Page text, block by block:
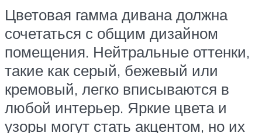
Цветовая гамма дивана должна
сочетаться с общим дизайном
помещения. Нейтральные оттенки,
такие как серый, бежевый или
кремовый, легко вписываются в
любой интерьер. Яркие цвета и
узоры могут стать акцентом, но их